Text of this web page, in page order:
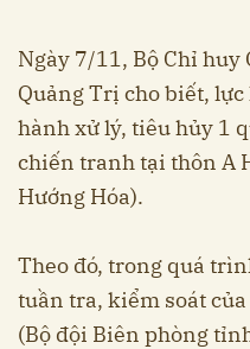
Ngày 7/11, Bộ Chỉ huy
Quảng Trị cho biết,
hành xử lý, tiêu hủy 1
chiến tranh tại thôn A
Hướng Hóa).
Theo đó, trong quá
tuần tra, kiểm soát
(Bộ đội Biên phòng